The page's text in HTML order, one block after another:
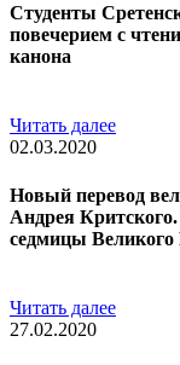
Студенты
повечерием с
канона
Читать далее
02.03.2020
Новый перевод
Андрея
седмицы Великого
Читать далее
27.02.2020